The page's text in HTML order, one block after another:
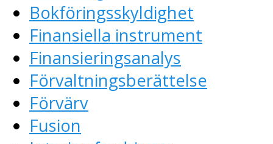
Bokföringsskyldighet
Finansiella instrument
Finansieringsanalys
Förvaltningsberättelse
Förvärv
Fusion